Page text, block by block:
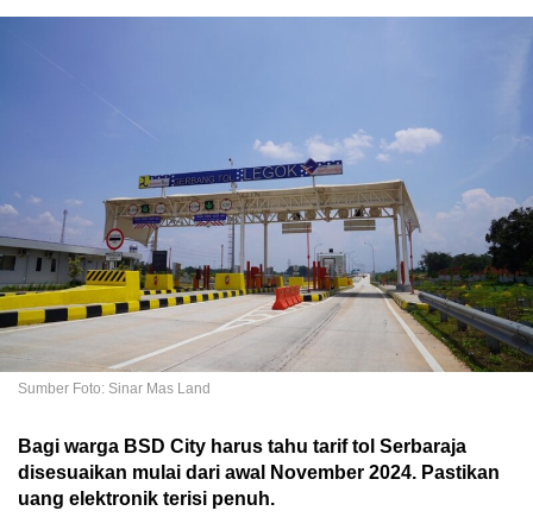
Sumber Foto: Sinar Mas Land
Bagi warga BSD City harus tahu tarif tol Serbaraja
disesuaikan mulai dari awal November 2024. Pastikan
uang elektronik terisi penuh.